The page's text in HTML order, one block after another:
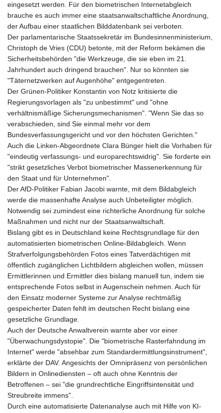
eingesetzt werden. Für den biometrischen Internetabgleich
brauche es auch immer eine staatsanwaltschaftliche Anordnung,
der Aufbau einer staatlichen Bilddatenbank sei verboten.
Der parlamentarische Staatssekretär im Bundesinnenministerium,
Christoph de Vries (CDU) betonte, mit der Reform bekämen die
Sicherheitsbehörden "die Werkzeuge, die sie eben im 21.
Jahrhundert auch dringend brauchen". Nur so könnten sie
"Täternetzwerken auf Augenhöhe" entgegentreten.
Der Grünen-Politiker Konstantin von Notz kritisierte die
Regierungsvorlagen als "zu unbestimmt" und "ohne
verhältnismäßige Sicherungsmechanismen". "Wenn Sie das so
verabschieden, sind Sie einmal mehr vor dem
Bundesverfassungsgericht und vor den höchsten Gerichten."
Auch die Linken-Abgeordnete Clara Bünger hielt die Vorhaben für
"eindeutig verfassungs- und europarechtswidrig". Sie forderte ein
"strikt gesetzliches Verbot biometrischer Massenerkennung für
den Staat und für Unternehmen".
Der AfD-Politiker Fabian Jacobi warnte, mit dem Bildabgleich
werde die massenhafte Analyse auch Unbeteiligter möglich.
Notwendig sei zumindest eine richterliche Anordnung für solche
Maßnahmen und nicht nur der Staatsanwaltschaft.
Bislang gibt es in Deutschland keine Rechtsgrundlage für den
automatisierten biometrischen Online-Bildabgleich. Wenn
Strafverfolgungsbehörden Fotos eines Tatverdächtigen mit
öffentlich zugänglichen Lichtbildern abgleichen wollen, müssen
Ermittlerinnen und Ermittler dies bislang manuell tun, indem sie
entsprechende Fotos selbst in Augenschein nehmen. Auch für
den Einsatz moderner Systeme zur Analyse rechtmäßig
gespeicherter Daten fehlt im deutschen Recht bislang eine
gesetzliche Grundlage.
Auch der Deutsche Anwaltverein warnte aber vor einer
"Überwachungsdystopie". Die "biometrische Rasterfahndung im
Internet" werde "absehbar zum Standardermittlungsinstrument",
erklärte der DAV. Angesichts der Omnipräsenz von persönlichen
Bildern in Onlinediensten – oft auch ohne Kenntnis der
Betroffenen – sei "die grundrechtliche Eingriffsintensität und
Streubreite immens".
Durch eine automatisierte Datenanalyse auch mit Hilfe von KI-